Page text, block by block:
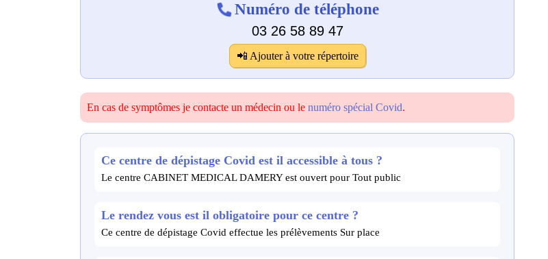
Numéro de téléphone
03 26 58 89 47
📲 Ajouter à votre répertoire
En cas de symptômes je contacte un médecin ou le numéro spécial Covid.
Ce centre de dépistage Covid est il accessible à tous ?
Le centre CABINET MEDICAL DAMERY est ouvert pour Tout public
Le rendez vous est il obligatoire pour ce centre ?
Ce centre de dépistage Covid effectue les prélèvements Sur place